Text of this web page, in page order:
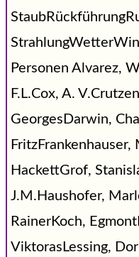
Personen Alvarez,
F.L.Cox, A.
GeorgesDarwin,
FritzFrankenhauser,
HackettGrof,
J.M.Haushofer,
RainerKoch,
ViktorasLessing,